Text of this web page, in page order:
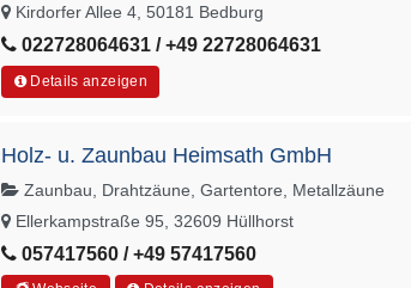
Kirdorfer Allee 4, 50181 Bedburg
022728064631 / +49 22728064631
Details anzeigen
Holz- u. Zaunbau Heimsath GmbH
Zaunbau, Drahtzäune, Gartentore, Metallzäune
Ellerkampstraße 95, 32609 Hüllhorst
057417560 / +49 57417560